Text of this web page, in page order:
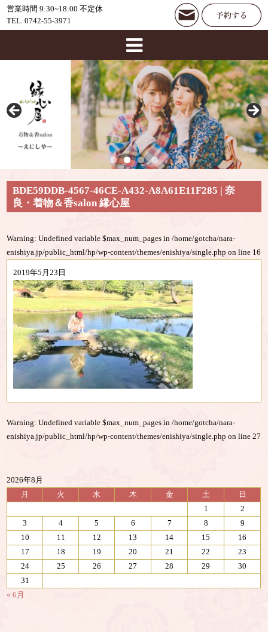
営業時間 9:30~18:00 不定休
TEL. 0742-55-3971
BDE59DDB-4567-46CE-A432-A8A61E11F285 | 奈
良・着物＆香salon 縁心屋
Warning: Undefined variable $max_num_pages in/home/gotcha/nara-
enishiya.jp/public_html/hp/wp-content/themes/enishiya/single.php on line 16
2019年5月23日
Warning: Undefined variable $max_num_pages in/home/gotcha/nara-
enishiya.jp/public_html/hp/wp-content/themes/enishiya/single.php on line27
2026年8月
月
火 水 木 金 土
日
1
2
3
4 5 6 7 8
9
10
11 12 13 14 15
16
17
18 19 20 21 22
23
24
25 26 27 28 29
30
31
« 6月